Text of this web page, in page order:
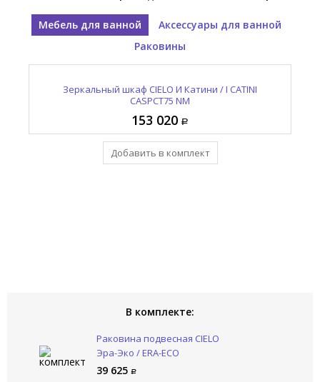
Мебель для ванной
Аксессуары для ванной
Раковины
Зеркальный шкаф CIELO И Катини / I CATINI
CASPCT75 NM
153 020
Добавить в комплект
Полотенцедержатель CIELO Эра-Эко / ERA-ECO
ERPLST NM
14 795
Уже в комплекте
Раковина подвесная CIELO Эра-Эко / ERA-ECO
ERLA45SF FN
39 625
Уже в комплекте
В комплекте:
Раковина подвесная CIELO
Эра-Эко / ERA-ECO
ERLA45SF FN
39 625